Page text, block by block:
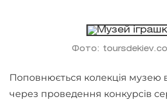
Фото:
Поповнюється колекція музею
через проведення конкурсів